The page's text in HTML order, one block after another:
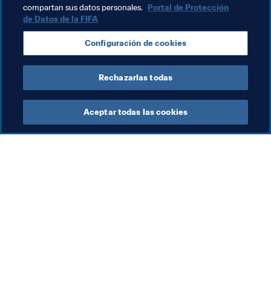
Nigeria Portugal Sweden USA
Zimbabwe CAF AFC UEFA OFC
CONMEBOL
compartan sus datos personales. Portal de Protección
de Datos de la FIFA
Configuración de cookies
Rechazarlas todas
Aceptar todas las cookies